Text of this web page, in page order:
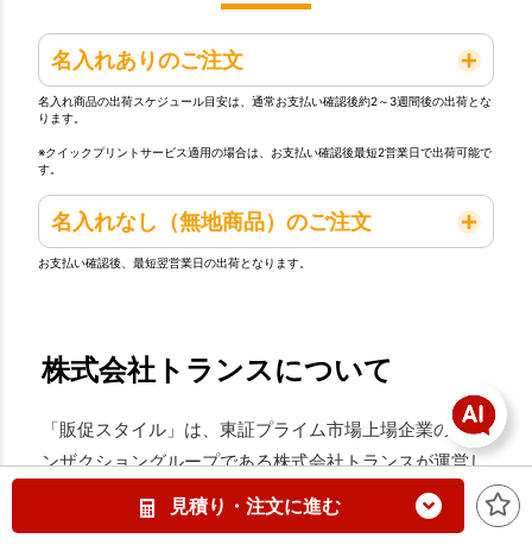
見積り・注文に進む
名入れありのご注文
名入れ商品の出荷スケジュール目安は、通常お支払い確認後約2～3週間後の出荷とな
ります。
※クイックプリントサービス適用の場合は、お支払い確認後最短2営業日で出荷可能で
す。
名入れなし（無地商品）のご注文
お支払い確認後、最短翌営業日の出荷となります。
株式会社トランスについて
「販促スタイル」は、東証プライム市場上場企業のトラ
ンザクショングループである株式会社トランスが運営し
ています。ノベルティや記念品、販売品など、年間グッ
ズ製作実績は2,500万個。高品質・低価格・短納期で、